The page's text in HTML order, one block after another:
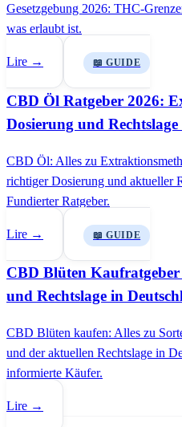
Gesetzgebung 2026: THC-
was erlaubt ist.
Lire → 📖 GUIDE
CBD Öl Ratgeber 2026:
Dosierung und
CBD Öl: Alles zu
richtiger Dosierung und aktueller
Fundierter Ratgeber.
Lire → 📖 GUIDE
CBD Blüten Kaufratgeber
und Rechtslage in
CBD Blüten kaufen: Alles zu
und der aktuellen Rechtslage in
informierte Käufer.
Lire →